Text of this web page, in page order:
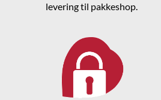
levering til pakkeshop.